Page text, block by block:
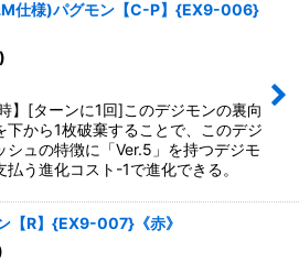
仕様)パグモン【C-P】{EX9-006}
】[ターンに1回]このデジモンの裏向
下から1枚破棄することで、このデジ
シュの特徴に「Ver.5」を持つデジモ
払う進化コスト-1で進化できる。
【R】{EX9-007}《赤》